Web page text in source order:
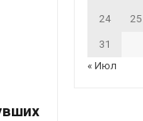
24 25
31
« Июл